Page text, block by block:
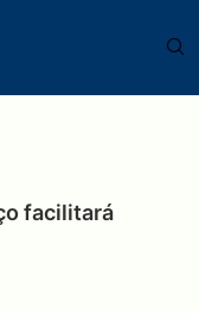
facilitará